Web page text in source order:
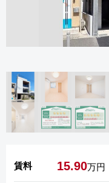
賃料 15.90万円